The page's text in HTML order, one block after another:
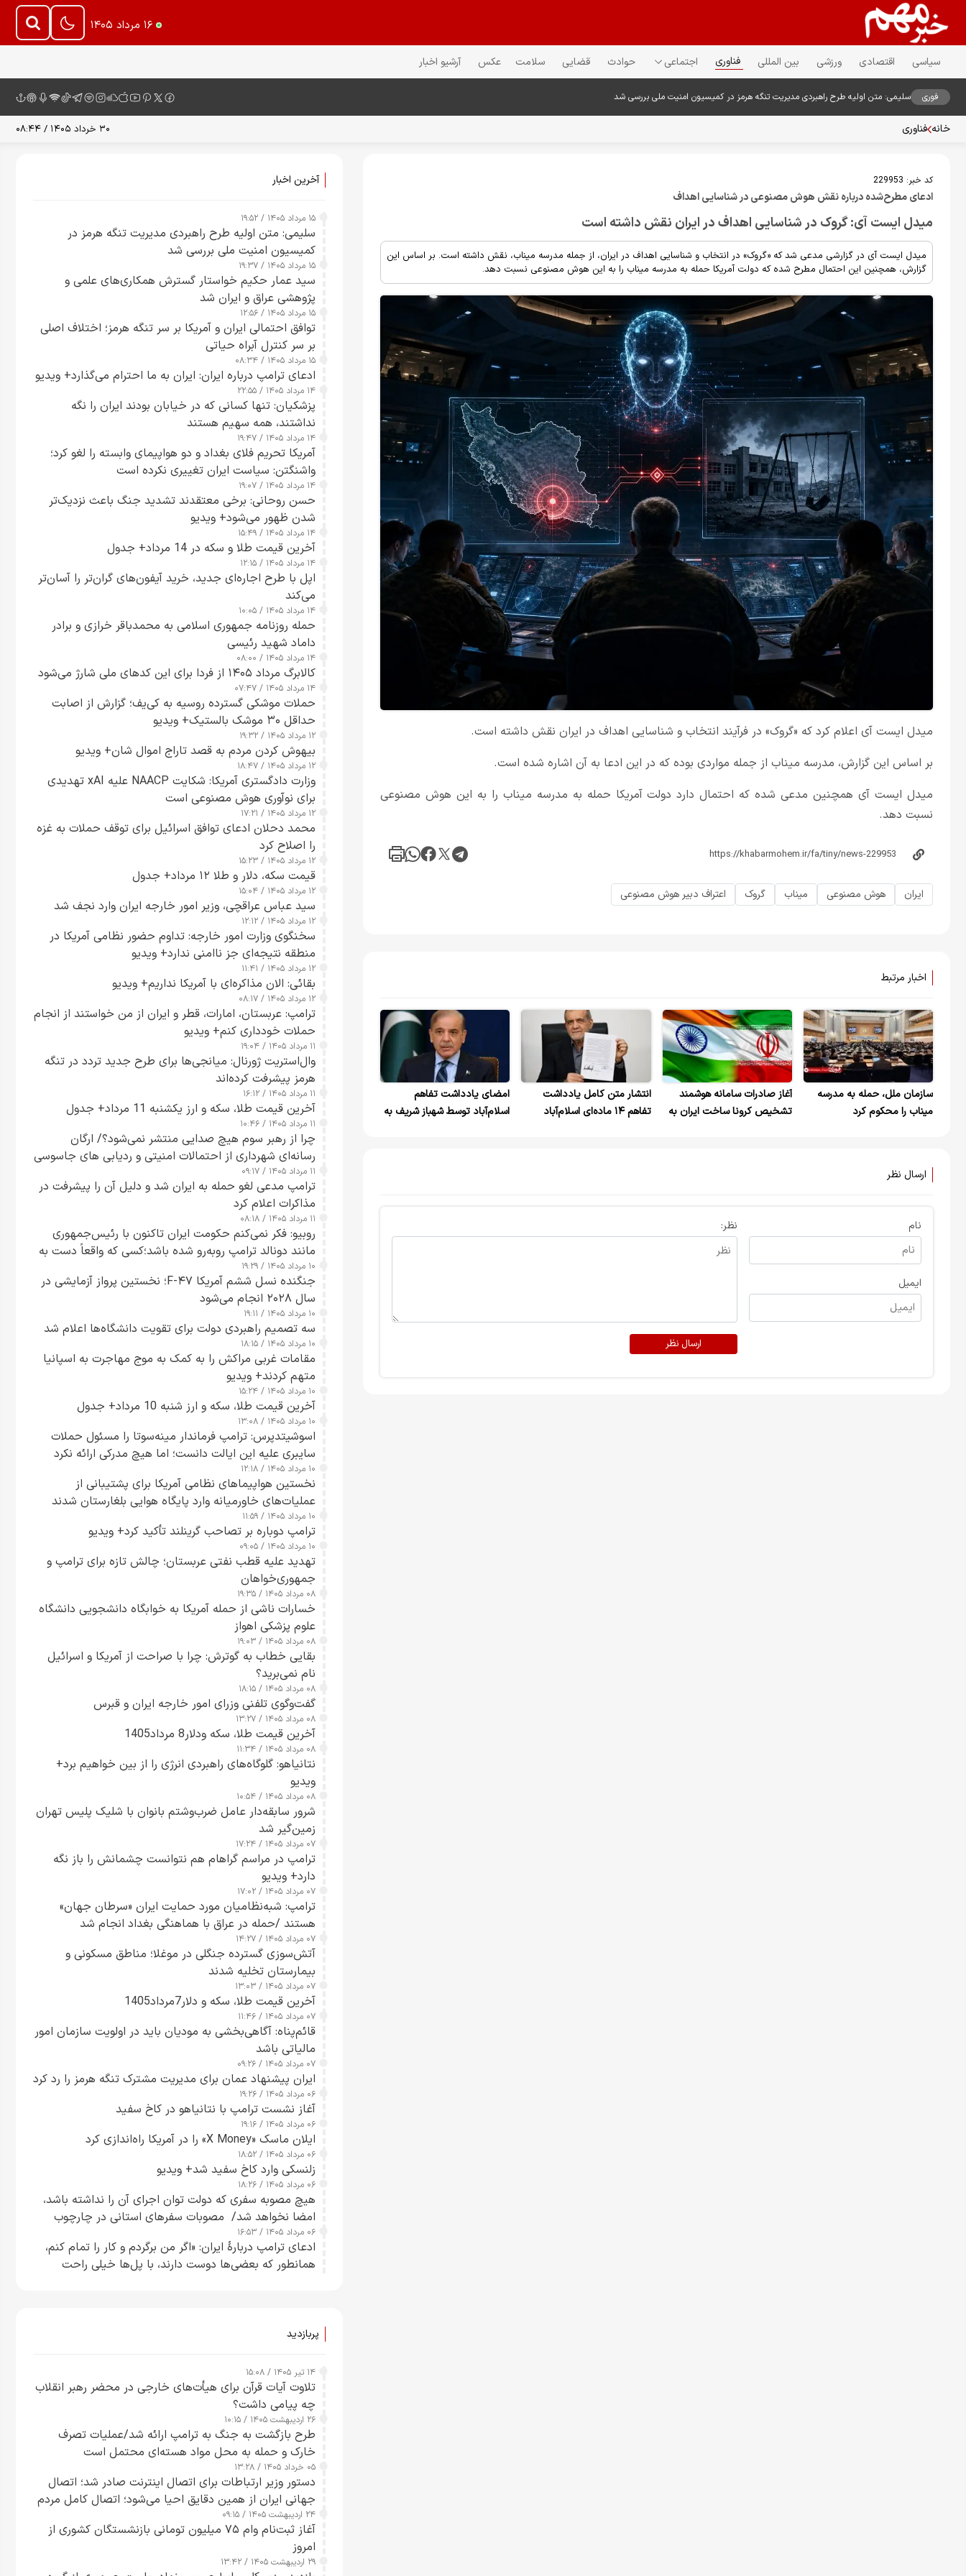
۱۶ مرداد ۱۴۰۵
سیاسی اقتصادی ورزشی بین المللی فناوری اجتماعی حوادث قضایی سلامت عکس آرشیو اخبار
فوری سلیمی: متن اولیه طرح راهبردی مدیریت تنگه هرمز در کمیسیون امنیت ملی بررسی شد
خانه فناوری ۳۰ خرداد ۱۴۰۵ / ۰۸:۴۴
کد خبر: 229953
ادعای مطرح‌شده درباره نقش هوش مصنوعی در شناسایی اهداف
میدل ایست آی: گروک در شناسایی اهداف در ایران نقش داشته است
میدل ایست آی در گزارشی مدعی شد که «گروک» در انتخاب و شناسایی اهداف در ایران، از جمله مدرسه میناب، نقش داشته است. بر اساس این
گزارش، همچنین این احتمال مطرح شده که دولت آمریکا حمله به مدرسه میناب را به این هوش مصنوعی نسبت دهد.
میدل ایست آی اعلام کرد که «گروک» در فرآیند انتخاب و شناسایی اهداف در ایران نقش داشته است.
بر اساس این گزارش، مدرسه میناب از جمله مواردی بوده که در این ادعا به آن اشاره شده است.
میدل ایست آی همچنین مدعی شده که احتمال دارد دولت آمریکا حمله به مدرسه میناب را به این هوش مصنوعی
نسبت دهد.
ایران هوش مصنوعی میناب گروک اعتراف دبیر هوش مصنوعی
اخبار مرتبط
سازمان ملل، حمله به مدرسه
میناب را محکوم کرد
آغاز صادرات سامانه هوشمند
تشخیص کرونا ساخت ایران به
انتشار متن کامل یادداشت
تفاهم ۱۴ ماده‌ای اسلام‌آباد
امضای یادداشت تفاهم
اسلام‌آباد توسط شهباز شریف به
ارسال نظر
نام
ایمیل
نظر:
ارسال نظر
آخرین اخبار
۱۵ مرداد ۱۴۰۵ / ۱۹:۵۲
سلیمی: متن اولیه طرح راهبردی مدیریت تنگه هرمز در
کمیسیون امنیت ملی بررسی شد
۱۵ مرداد ۱۴۰۵ / ۱۹:۳۷
سید عمار حکیم خواستار گسترش همکاری‌های علمی و
پژوهشی عراق و ایران شد
۱۵ مرداد ۱۴۰۵ / ۱۲:۵۶
توافق احتمالی ایران و آمریکا بر سر تنگه هرمز؛ اختلاف اصلی
بر سر کنترل آبراه حیاتی
۱۵ مرداد ۱۴۰۵ / ۰۸:۳۴
ادعای ترامپ درباره ایران: ایران به ما احترام می‌گذارد+ ویدیو
۱۴ مرداد ۱۴۰۵ / ۲۲:۵۵
پزشکیان: تنها کسانی که در خیابان بودند ایران را نگه
نداشتند، همه سهیم هستند
۱۴ مرداد ۱۴۰۵ / ۱۹:۴۷
آمریکا تحریم فلای بغداد و دو هواپیمای وابسته را لغو کرد؛
واشنگتن: سیاست ایران تغییری نکرده است
۱۴ مرداد ۱۴۰۵ / ۱۹:۰۷
حسن روحانی: برخی معتقدند تشدید جنگ باعث نزدیک‌تر
شدن ظهور می‌شود+ ویدیو
۱۴ مرداد ۱۴۰۵ / ۱۵:۴۹
آخرین قیمت طلا و سکه در 14 مرداد+ جدول
۱۴ مرداد ۱۴۰۵ / ۱۲:۱۵
اپل با طرح اجاره‌ای جدید، خرید آیفون‌های گران‌تر را آسان‌تر
می‌کند
۱۴ مرداد ۱۴۰۵ / ۱۰:۰۵
حمله روزنامه جمهوری اسلامی به محمدباقر خرازی و برادر
داماد شهید رئیسی
۱۴ مرداد ۱۴۰۵ / ۰۸:۰۰
کالابرگ مرداد ۱۴۰۵ از فردا برای این کدهای ملی شارژ می‌شود
۱۴ مرداد ۱۴۰۵ / ۰۷:۴۷
حملات موشکی گسترده روسیه به کی‌یف؛ گزارش از اصابت
حداقل ۳۰ موشک بالستیک+ ویدیو
۱۲ مرداد ۱۴۰۵ / ۱۹:۳۲
بیهوش کردن مردم به قصد تاراج اموال شان+ ویدیو
۱۲ مرداد ۱۴۰۵ / ۱۸:۴۷
وزارت دادگستری آمریکا: شکایت NAACP علیه xAI تهدیدی
برای نوآوری هوش مصنوعی است
۱۲ مرداد ۱۴۰۵ / ۱۷:۲۱
محمد دحلان ادعای توافق اسرائیل برای توقف حملات به غزه
را اصلاح کرد
۱۲ مرداد ۱۴۰۵ / ۱۵:۲۳
قیمت سکه، دلار و طلا ۱۲ مرداد+ جدول
۱۲ مرداد ۱۴۰۵ / ۱۵:۰۴
سید عباس عراقچی، وزیر امور خارجه ایران وارد نجف شد
۱۲ مرداد ۱۴۰۵ / ۱۲:۱۲
سخنگوی وزارت امور خارجه: تداوم حضور نظامی آمریکا در
منطقه نتیجه‌ای جز ناامنی ندارد+ ویدیو
۱۲ مرداد ۱۴۰۵ / ۱۱:۴۱
بقائی: الان مذاکره‌ای با آمریکا نداریم+ ویدیو
۱۲ مرداد ۱۴۰۵ / ۰۸:۱۷
ترامپ: عربستان، امارات، قطر و ایران از من خواستند از انجام
حملات خودداری کنم+ ویدیو
۱۱ مرداد ۱۴۰۵ / ۱۹:۰۴
وال‌استریت ژورنال: میانجی‌ها برای طرح جدید تردد در تنگه
هرمز پیشرفت کرده‌اند
۱۱ مرداد ۱۴۰۵ / ۱۶:۱۲
آخرین قیمت طلا، سکه و ارز یکشنبه 11 مرداد+ جدول
۱۱ مرداد ۱۴۰۵ / ۱۰:۴۶
چرا از رهبر سوم هیچ صدایی منتشر نمی‌شود؟/ ارگان
رسانه‌ای شهرداری از احتمالات امنیتی و ردیابی های جاسوسی
گفت
۱۱ مرداد ۱۴۰۵ / ۰۹:۱۷
ترامپ مدعی لغو حمله به ایران شد و دلیل آن را پیشرفت در
مذاکرات اعلام کرد
۱۱ مرداد ۱۴۰۵ / ۰۸:۱۸
روبیو: فکر نمی‌کنم حکومت ایران تاکنون با رئیس‌جمهوری
مانند دونالد ترامپ روبه‌رو شده باشد؛کسی که واقعاً دست به
اقدام می‌زند
۱۰ مرداد ۱۴۰۵ / ۱۹:۲۹
جنگنده نسل ششم آمریکا F-۴۷؛ نخستین پرواز آزمایشی در
سال ۲۰۲۸ انجام می‌شود
۱۰ مرداد ۱۴۰۵ / ۱۹:۱۱
سه تصمیم راهبردی دولت برای تقویت دانشگاه‌ها اعلام شد
۱۰ مرداد ۱۴۰۵ / ۱۸:۱۵
مقامات غربی مراکش را به کمک به موج مهاجرت به اسپانیا
متهم کردند+ ویدیو
۱۰ مرداد ۱۴۰۵ / ۱۵:۲۴
آخرین قیمت طلا، سکه و ارز شنبه 10 مرداد+ جدول
۱۰ مرداد ۱۴۰۵ / ۱۳:۰۸
اسوشیتدپرس: ترامپ فرماندار مینه‌سوتا را مسئول حملات
سایبری علیه این ایالت دانست؛ اما هیچ مدرکی ارائه نکرد
۱۰ مرداد ۱۴۰۵ / ۱۲:۱۸
نخستین هواپیماهای نظامی آمریکا برای پشتیبانی از
عملیات‌های خاورمیانه وارد پایگاه هوایی بلغارستان شدند
۱۰ مرداد ۱۴۰۵ / ۱۱:۵۹
ترامپ دوباره بر تصاحب گرینلند تأکید کرد+ ویدیو
۱۰ مرداد ۱۴۰۵ / ۰۹:۰۵
تهدید علیه قطب نفتی عربستان؛ چالش تازه برای ترامپ و
جمهوری‌خواهان
۰۸ مرداد ۱۴۰۵ / ۱۹:۳۵
خسارات ناشی از حمله آمریکا به خوابگاه دانشجویی دانشگاه
علوم پزشکی اهواز
۰۸ مرداد ۱۴۰۵ / ۱۹:۰۳
بقایی خطاب به گوترش: چرا با صراحت از آمریکا و اسرائیل
نام نمی‌برید؟
۰۸ مرداد ۱۴۰۵ / ۱۸:۱۵
گفت‌وگوی تلفنی وزرای امور خارجه ایران و قبرس
۰۸ مرداد ۱۴۰۵ / ۱۳:۲۷
آخرین قیمت طلا، سکه ودلار8 مرداد1405
۰۸ مرداد ۱۴۰۵ / ۱۱:۳۴
نتانیاهو: گلوگاه‌های راهبردی انرژی را از بین خواهیم برد+
ویدیو
۰۸ مرداد ۱۴۰۵ / ۱۰:۵۴
شرور سابقه‌دار عامل ضرب‌وشتم بانوان با شلیک پلیس تهران
زمین‌گیر شد
۰۷ مرداد ۱۴۰۵ / ۱۷:۲۴
ترامپ در مراسم گراهام هم نتوانست چشمانش را باز نگه
دارد+ ویدیو
۰۷ مرداد ۱۴۰۵ / ۱۷:۰۲
ترامپ: شبه‌نظامیان مورد حمایت ایران «سرطان جهان»
هستند /حمله در عراق با هماهنگی بغداد انجام شد
۰۷ مرداد ۱۴۰۵ / ۱۴:۲۷
آتش‌سوزی گسترده جنگلی در موغلا؛ مناطق مسکونی و
بیمارستان تخلیه شدند
۰۷ مرداد ۱۴۰۵ / ۱۳:۰۳
آخرین قیمت طلا، سکه و دلار7مرداد1405
۰۷ مرداد ۱۴۰۵ / ۱۱:۴۶
قائم‌پناه: آگاهی‌بخشی به مودیان باید در اولویت سازمان امور
مالیاتی باشد
۰۷ مرداد ۱۴۰۵ / ۰۹:۲۶
ایران پیشنهاد عمان برای مدیریت مشترک تنگه هرمز را رد کرد
۰۶ مرداد ۱۴۰۵ / ۱۹:۲۶
آغاز نشست ترامپ با نتانیاهو در کاخ سفید
۰۶ مرداد ۱۴۰۵ / ۱۹:۱۶
ایلان ماسک «X Money» را در آمریکا راه‌اندازی کرد
۰۶ مرداد ۱۴۰۵ / ۱۸:۵۲
زلنسکی وارد کاخ سفید شد+ ویدیو
۰۶ مرداد ۱۴۰۵ / ۱۸:۲۶
هیچ مصوبه سفری که دولت توان اجرای آن را نداشته باشد،
امضا نخواهد شد/ مصوبات سفرهای استانی در چارچوب
قانون بودجه است+ عکس
۰۶ مرداد ۱۴۰۵ / ۱۶:۵۳
ادعای ترامپ دربارهٔ ایران: «اگر من برگردم و کار را تمام کنم،
همانطور که بعضی‌ها دوست دارند، با پل‌ها خیلی راحت
پربازدید
۱۴ تیر ۱۴۰۵ / ۱۵:۰۸
تلاوت آیات قرآن برای هیأت‌های خارجی در محضر رهبر انقلاب
چه پیامی داشت؟
۲۶ اردیبهشت ۱۴۰۵ / ۱۰:۱۵
طرح‌ بازگشت به جنگ به ترامپ ارائه شد/عملیات تصرف
خارک و حمله به محل مواد هسته‌ای محتمل است
۰۵ خرداد ۱۴۰۵ / ۱۳:۲۸
دستور وزیر ارتباطات برای اتصال اینترنت صادر شد؛ اتصال
جهانی ایران از همین دقایق احیا می‌شود؛ اتصال کامل مردم
تا ۲۴ ساعت آینده
۲۴ اردیبهشت ۱۴۰۵ / ۰۹:۱۵
آغاز ثبت‌نام وام ۷۵ میلیون تومانی بازنشستگان کشوری از
امروز
۲۹ اردیبهشت ۱۴۰۵ / ۱۳:۴۲